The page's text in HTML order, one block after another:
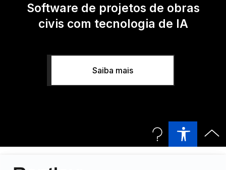
Software de projetos de obras
civis com tecnologia de IA
Saiba mais